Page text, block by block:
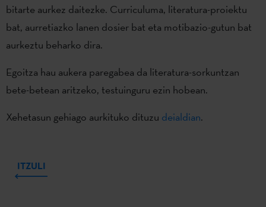
bitarte aurkez daitezke. Curriculuma, literatura-proiektu
bat, aurretiazko lanen dosier bat eta motibazio-gutun bat
aurkeztu beharko dira.
Egoitza hau aukera paregabea da literatura-sorkuntzan
bete-betean aritzeko, testuinguru ezin hobean.
Xehetasun gehiago aurkituko dituzu deialdian.
ITZULI